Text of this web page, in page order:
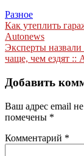
Разное
Навигация
по
записям
Как утеплить
Autonews
Эксперты
чаще, чем ездят ::
Добавить
Ваш адрес email
помечены *
Комментарий *